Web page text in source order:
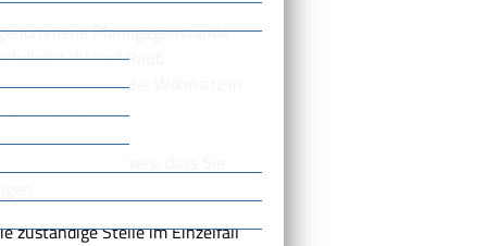
Pfandgegenstände
und Raub
Sicherheiten. Bei Wohnsitz in
aus dem
als Nachweis, dass Sie
zuständige Stelle im Einzelfall